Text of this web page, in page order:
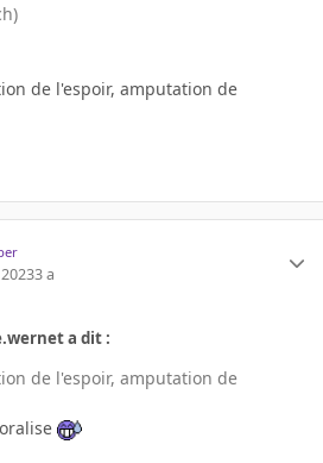
de l'espoir, amputation de
3 a
a dit :
de l'espoir, amputation de